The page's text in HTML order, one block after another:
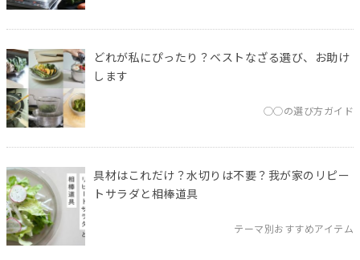
どれが私にぴったり？ベストなざる選び、お助け
します
◯◯の選び方ガイド
具材はこれだけ？水切りは不要？我が家のリピー
トサラダと相棒道具
テーマ別おすすめアイテム